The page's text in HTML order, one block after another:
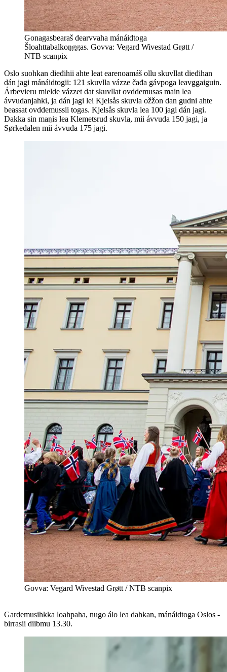
Gonagasbearaš dearvvaha mánáidtoga
Šloahttabalkoŋggas. Govva: Vegard Wivestad Grøtt /
NTB scanpix
Oslo suohkan dieđihii ahte leat earenoamáš ollu skuvllat dieđihan
dán jagi mánáidtogii: 121 skuvlla vázze čađa gávpoga leavggaiguin.
Árbevieru mielde vázzet dat skuvllat ovddemusas main lea
ávvudanjahki, ja dán jagi lei Kjelsås skuvla ožžon dan gudni ahte
beassat ovddemussii togas. Kjelsås skuvla lea 100 jagi dán jagi.
Dakka sin maŋis lea Klemetsrud skuvla, mii ávvuda 150 jagi, ja
Sørkedalen mii ávvuda 175 jagi.
Govva: Vegard Wivestad Grøtt / NTB scanpix
Gardemusihkka loahpaha, nugo álo lea dahkan, mánáidtoga Oslos -
birrasii diibmu 13.30.